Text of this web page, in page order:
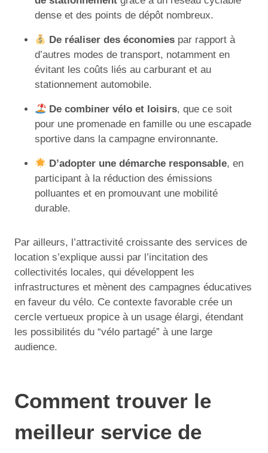
dense et des points de dépôt nombreux.
De réaliser des économies par rapport à
d’autres modes de transport, notamment en
évitant les coûts liés au carburant et au
stationnement automobile.
De combiner vélo et loisirs, que ce soit
pour une promenade en famille ou une escapade
sportive dans la campagne environnante.
D’adopter une démarche responsable, en
participant à la réduction des émissions
polluantes et en promouvant une mobilité
durable.
Par ailleurs, l’attractivité croissante des services de
location s’explique aussi par l’incitation des
collectivités locales, qui développent les
infrastructures et mènent des campagnes éducatives
en faveur du vélo. Ce contexte favorable crée un
cercle vertueux propice à un usage élargi, étendant
les possibilités du “vélo partagé” à une large
audience.
Comment trouver le
meilleur service de